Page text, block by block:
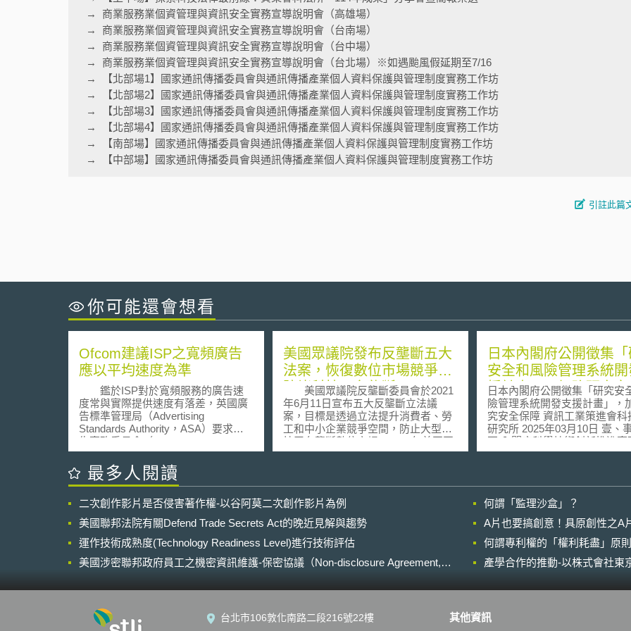
商業服務業個資管理與資訊安全實務宣導說明會（高雄場）
商業服務業個資管理與資訊安全實務宣導說明會（台南場）
商業服務業個資管理與資訊安全實務宣導說明會（台中場）
商業服務業個資管理與資訊安全實務宣導說明會（台北場）※如遇颱風假延期至7/16
【北部場1】國家通訊傳播委員會與通訊傳播產業個人資料保護與管理制度實務工作坊
【北部場2】國家通訊傳播委員會與通訊傳播產業個人資料保護與管理制度實務工作坊
【北部場3】國家通訊傳播委員會與通訊傳播產業個人資料保護與管理制度實務工作坊
【北部場4】國家通訊傳播委員會與通訊傳播產業個人資料保護與管理制度實務工作坊
【南部場】國家通訊傳播委員會與通訊傳播產業個人資料保護與管理制度實務工作坊
【中部場】國家通訊傳播委員會與通訊傳播產業個人資料保護與管理制度實務工作坊
引註此篇
你可能還會想看
Ofcom建議ISP之寬頻廣告
應以平均速度為準
鑑於ISP對於寬頻服務的廣告速
度常與實際提供速度有落差，英國廣
告標準管理局（Advertising
Standards Authority，ASA）要求廣
告事務委員會（Committee for
Advertising Practice，CAP）與廣播
廣告事務委員會（Broadcast
Committee for Advertising Practice，
告進行審查，CAP與BCAP則委託
Ofcom進行各ISP實際寬頻服務速度
之調查。 Ofcom於2010年11月～
12月期間，針對ADSL、Cable及光纖
等寬頻服務進行各時段的大規模測
試。綜合以往的調查，Ofcom研究結
5.2 Mbps（2010年5月）至6.2 Mbps
的（2010年11～12月），但不到廣告
所宣稱速度之一半（平均寬頻廣告速
美國眾議院發布反壟斷五大
法案，恢復數位市場競爭並
防堵科技平台壟斷
美國眾議院反壟斷委員會於2021
年6月11日宣布五大反壟斷立法議
案，目標是透過立法提升消費者、勞
工和中小企業競爭空間，防止大型科
技平台壟斷數位市場。2019年美國國
會反壟斷委員會調查互聯網巨頭
私、破壞新聞出版多元化。2020年10
月發布《數位市場競爭調查》
（Investigation of Competition In
Digital Markets）強調恢復數位經濟市
場競爭力重要性。2021年美國眾議院
隨即提出五大反壟斷改革法案具體落
（Ending Platform Monopolies Act）
業務的控制能力，由董事或受託人持
日本內閣府公開徵集
安全和風險管理系統
援計畫」，加強研究
障
日本內閣府公開徵集「研究安
險管理系統開發支援計畫」，
究安全保障 資訊工業策進會科技法律
研究所 2025年03月10日 壹、事件摘
要 內閣府科學技術創新推進事務局
（科学技術・イノベーション
助機關和研究機構加入「研究
風險管理系統開發支援計畫」
究セキュリティ・インテグリ
関するリスクマネジメント体
支援事業，下簡稱研究安全計
以加強研究安全之保障。 貳、重點說
下與北韓研究者共著論文而危
11月28日報導，自2016年底北
最多人閱讀
二次創作影片是否侵害著作權-以谷阿莫二次創作影片為例
何謂「監理沙盒」？
美國聯邦法院有關Defend Trade Secrets Act的晚近見解與趨勢
A片也要搞創意！具原創性之A
運作技術成熟度(Technology Readiness Level)進行技術評估
何謂專利權的「權利耗盡」原
美國涉密聯邦政府員工之機密資訊維護-保密協議（Non-disclosure Agreement,
產學合作的推動-以株式會社東
台北市106敦化南路二段216號22樓 其他資訊